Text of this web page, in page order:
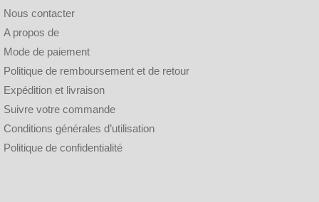
Nous contacter
A propos de
Mode de paiement
Politique de remboursement et de retour
Expédition et livraison
Suivre votre commande
Conditions générales d’utilisation
Politique de confidentialité